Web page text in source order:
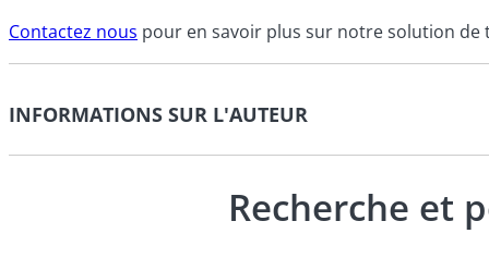
Contactez nous pour en savoir plus sur notre solution
INFORMATIONS SUR L'AUTEUR
Recherche et